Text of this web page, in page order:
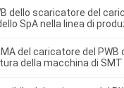
dello scaricatore del
SpA nella linea di
del caricatore del PWB
della macchina di SMT